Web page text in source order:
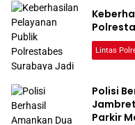
Lintas
Polisi
Parkir